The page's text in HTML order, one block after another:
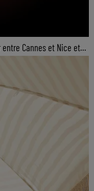
entre Cannes et Nice et...